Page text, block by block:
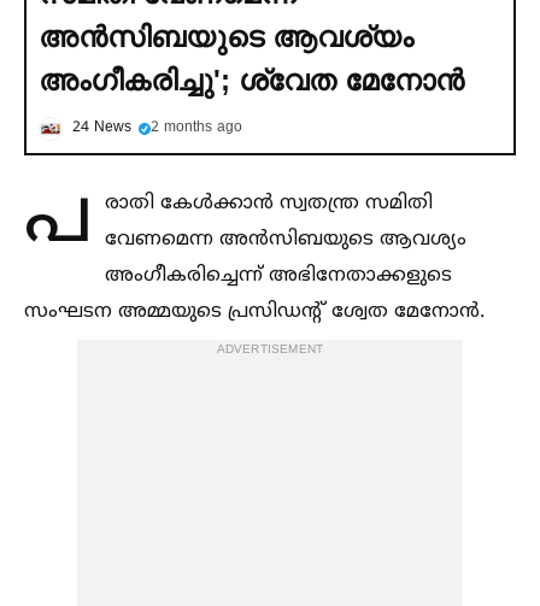
അന്‍സിബയുടെ ആവശ്യം
അംഗീകരിച്ചു'; ശ്വേത മേനോന്‍
24 News 2 months ago
പ
രാതി കേള്‍ക്കാന്‍ സ്വതന്ത്ര സമിതി
വേണമെന്ന അന്‍സിബയുടെ ആവശ്യം
അംഗീകരിച്ചെന്ന് അഭിനേതാക്കളുടെ
സംഘടന അമ്മയുടെ പ്രസിഡന്റ് ശ്വേത മേനോന്‍.
ADVERTISEMENT